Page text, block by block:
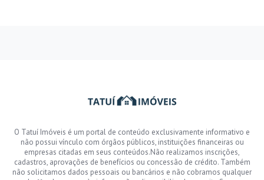
O Tatuí Imóveis é um portal de conteúdo exclusivamente informativo e
não possui vínculo com órgãos públicos, instituições financeiras ou
empresas citadas em seus conteúdos.Não realizamos inscrições,
cadastros, aprovações de benefícios ou concessão de crédito. Também
não solicitamos dados pessoais ou bancários e não cobramos qualquer